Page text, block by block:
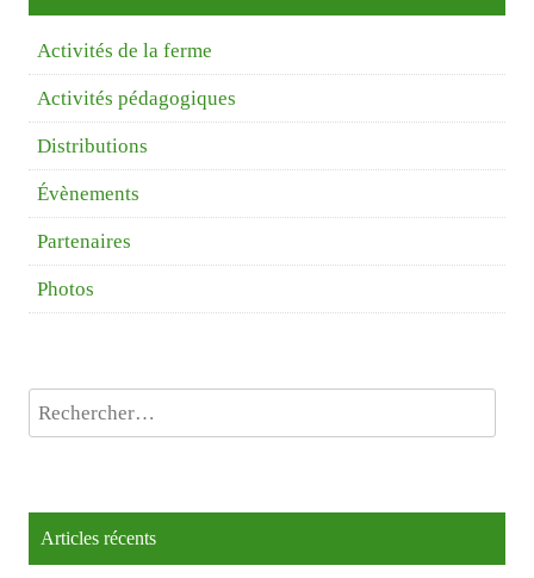
Activités de la ferme
Activités pédagogiques
Distributions
Évènements
Partenaires
Photos
Rechercher :
Articles récents